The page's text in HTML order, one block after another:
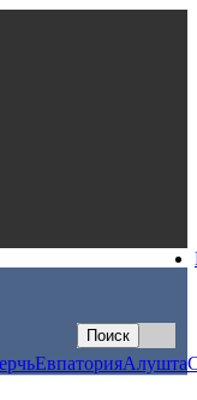
ЕвпаторияАлушта